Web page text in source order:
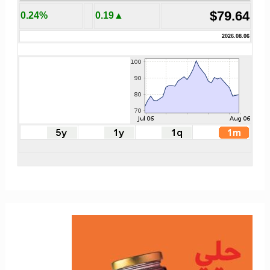
$79.64
▲0.19
0.24%
2026.08.06